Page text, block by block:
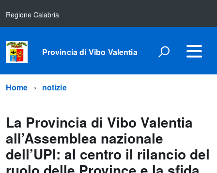
Regione Calabria
Provincia di Vibo Valentia
Home notizie
La Provincia di Vibo Valentia
all’Assemblea nazionale
dell’UPI: al centro il rilancio del